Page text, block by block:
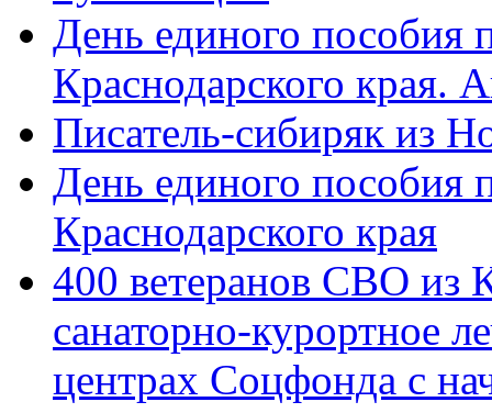
День единого пособия
Краснодарского края.
Писатель-сибиряк из
День единого пособия
Краснодарского края
400 ветеранов СВО из
санаторно-курортное
центрах Соцфонда с